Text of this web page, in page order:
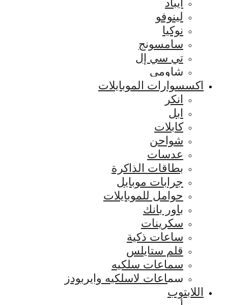
ايباد
لينوفو
نوكيا
سامسونج
تي سي إل
شاومي
اكسسوارات الموبايلات
انكر
ابل
كابلات
شواحن
عدسات
بطاقات الذاكرة
جرابات موبايل
حوامل للموبايلات
باور بانك
سكرينات
ساعات ذكية
قلم ستايلس
سماعات سلكيه
سماعات لاسلكيه وايربودز
اللابتوب